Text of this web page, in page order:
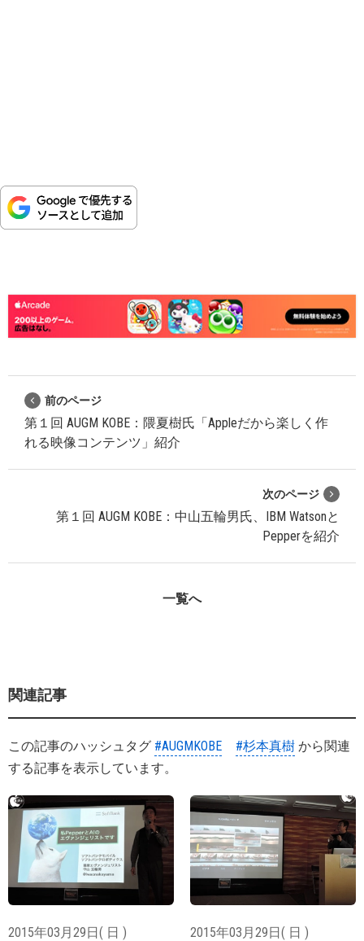
前のページ
第１回 AUGM KOBE：隈夏樹氏「Appleだから楽しく作
れる映像コンテンツ」紹介
次のページ
第１回 AUGM KOBE：中山五輪男氏、IBM Watsonと
Pepperを紹介
一覧へ
関連記事
この記事のハッシュタグ #AUGMKOBE #杉本真樹 から関連
する記事を表示しています。
2015年03月29日( 日 ) 2015年03月29日( 日 )